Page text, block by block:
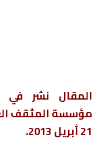
المقال نشر في
21 أبريل 2013.